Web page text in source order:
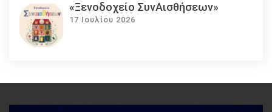
«Ξενοδοχείο ΣυνΑισθήσεων»
17 Ιουλίου 2026